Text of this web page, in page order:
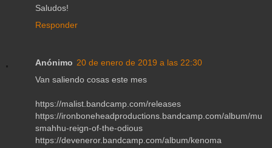
Saludos!
Responder
Anónimo 20 de enero de 2019 a las 22:30
Van saliendo cosas este mes
https://malist.bandcamp.com/releases
https://ironboneheadproductions.bandcamp.com/album/mu
smahhu-reign-of-the-odious
https://deveneror.bandcamp.com/album/kenoma